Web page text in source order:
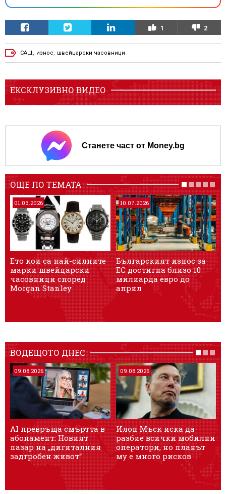
1 2
САЩ износ швейцарски часовници
ЕКСКЛУЗИВНО ВИДЕО
Станете част от Money.bg
ОЩЕ ПО ТЕМАТА
01.03.2026
Ето кои са най-силните
марки швейцарски
часовници според
Morgan Stanley
10.07.2026
Българският износ за
ЕС достигна близо 10
милиарда евро до
април
ВОДЕЩОТО ДНЕС
09.08.2026
AI превръща смъртта в
абонамент: Новият
пазар на „дигиталния
задгробен живот“
09.08.2026
Илон Мъск иска да
разбие всички мобилни
оператори, но планът
му е много рисков